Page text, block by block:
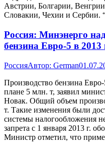
Австрии, Болгарии,
Словакии, Чехии и Сербии.
Россия: Минэнерго
бензина Евро-5 в 2013
РоссияАвтор: German
Производство бензина
плане 5 млн. т, заявил
Новак. Общий объем
т. Такие изменения были
системы налогообложения
запрета с 1 января 2013 г.
Министр отметил, что